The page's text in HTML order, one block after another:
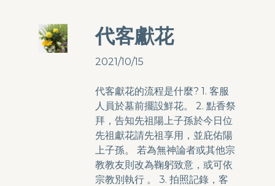
代客獻花
2021/10/15
代客獻花的流程是什麼? 1. 客服
人員於墓前擺設鮮花。 2. 點香祭
拜，告知先祖陽上子孫於今日位
先祖獻花請先祖享用，並庇佑陽
上子孫。 若為無神論者或其他宗
教教友則改為鞠躬致意，或可依
宗教別執行 。 3. 拍照記錄，客